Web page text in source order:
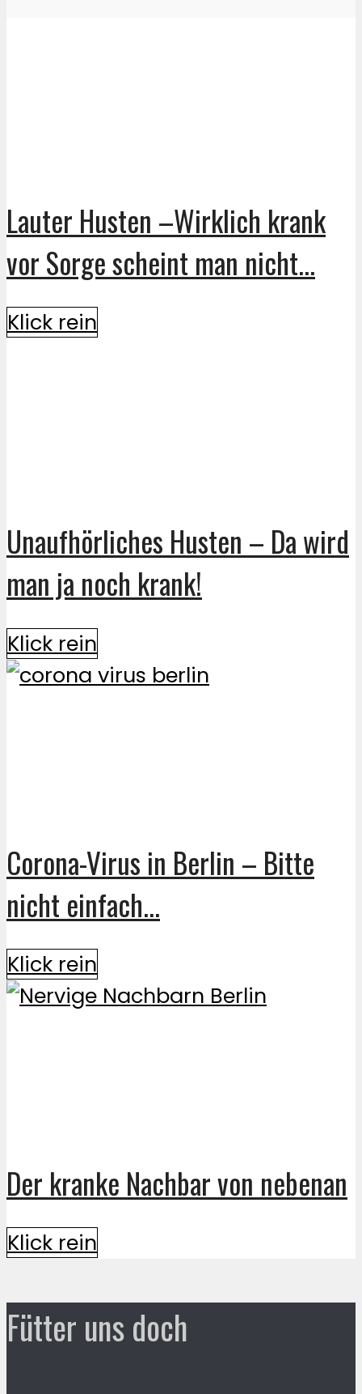
Lauter Husten –Wirklich krank
vor Sorge scheint man nicht...
Klick rein
Unaufhörliches Husten – Da wird
man ja noch krank!
Klick rein
Corona-Virus in Berlin – Bitte
nicht einfach...
Klick rein
Der kranke Nachbar von nebenan
Klick rein
Fütter uns doch